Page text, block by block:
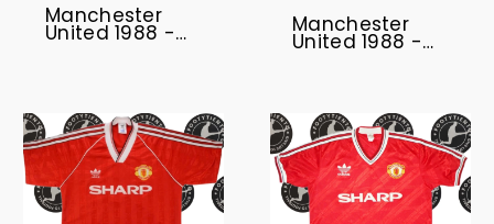
Manchester
United 1988 - Manchester
United 1988 -